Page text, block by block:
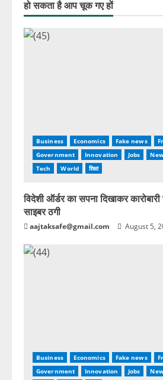
हो सकता है आप चूक गए हों
Business Economics Fake news
Government
Innovation Jobs
Tech
World शिक्षा
विदेशी ऑर्डर का सपना दिखाकर
साइबर ठगी
aajtaksafe@gmail.com August 5,
Business Economics Fake news
Government
Innovation Jobs